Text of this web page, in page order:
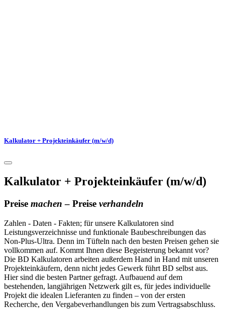
Kalkulator + Projekteinkäufer (m/w/d)
Kalkulator + Projekteinkäufer (m/w/d)
Preise machen– Preise verhandeln
Zahlen - Daten - Fakten; für unsere Kalkulatoren sind
Leistungsverzeichnisse und funktionale Baubeschreibungen das
Non-Plus-Ultra. Denn im Tüfteln nach den besten Preisen gehen sie
vollkommen auf. Kommt Ihnen diese Begeisterung bekannt vor?
Die BD Kalkulatoren arbeiten außerdem Hand in Hand mit unseren
Projekteinkäufern, denn nicht jedes Gewerk führt BD selbst aus.
Hier sind die besten Partner gefragt. Aufbauend auf dem
bestehenden, langjährigen Netzwerk gilt es, für jedes individuelle
Projekt die idealen Lieferanten zu finden – von der ersten
Recherche, den Vergabeverhandlungen bis zum Vertragsabschluss.